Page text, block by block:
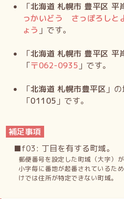
「北海道 札幌市 豊平区 平
っかいどう さっぽろしと
ょう 」です。
「北海道 札幌市 豊平区 平
「〒062-0935 」です。
「北海道 札幌市豊平区 」
「01105 」です。
補足事項
■f03: 丁目を有する町域。
郵便番号を設定した町域（大字）
小字毎に番地が起番されているた
けでは住所が特定できない町域。